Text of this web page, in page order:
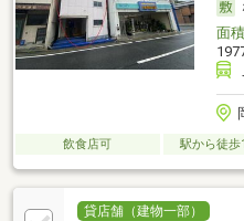
面積
飲食店可 駅から徒歩
貸店舗（建物一部）